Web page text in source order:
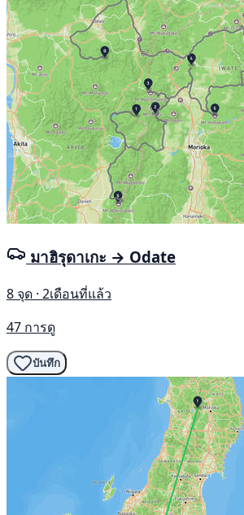
มาฮิรุดาเกะ → Odate
8 จุด · 2เดือนที่แล้ว
47 การดู
บันทึก